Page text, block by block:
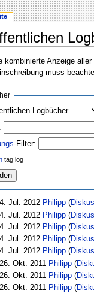
kombinierte Anzeige
muss
-Filter:
tag log
Jul. 2012 Philipp (
Jul. 2012 Philipp (
Jul. 2012 Philipp (
Jul. 2012 Philipp (
Jul. 2012 Philipp (
Okt. 2011
Philipp (
Okt. 2011 Philipp (
Okt. 2011 Philipp (